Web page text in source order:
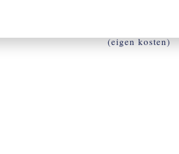
(eigen kosten)